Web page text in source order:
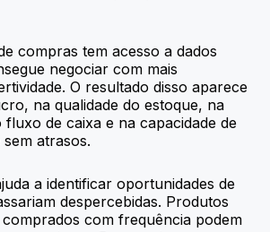
compras tem acesso a dados
negociar com mais
O resultado disso aparece
na qualidade do estoque, na
fluxo de caixa e na capacidade de
atrasos.
a identificar oportunidades de
despercebidas. Produtos
com frequência podem